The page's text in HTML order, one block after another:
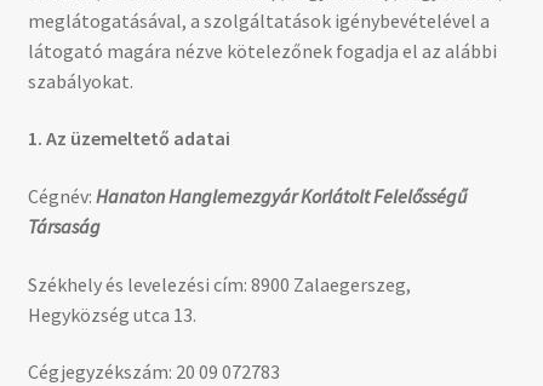
meglátogatásával, a szolgáltatások igénybevételével a
látogató magára nézve kötelezőnek fogadja el az alábbi
szabályokat.
1. Az üzemeltető adatai
Cégnév: Hanaton Hanglemezgyár Korlátolt Felelősségű
Társaság
Székhely és levelezési cím: 8900 Zalaegerszeg,
Hegyközség utca 13.
Cégjegyzékszám: 20 09 072783